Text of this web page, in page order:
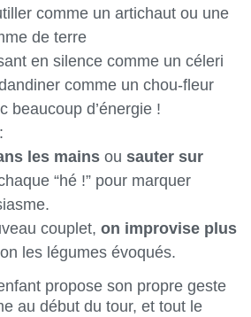
comme un artichaut ou une
de terre
en silence comme un céleri
comme un chou-fleur
beaucoup d’énergie !
les mains ou sauter sur
“hé !” pour marquer
couplet, on improvise plus
les légumes évoqués.
propose son propre geste
au début du tour, et tout le